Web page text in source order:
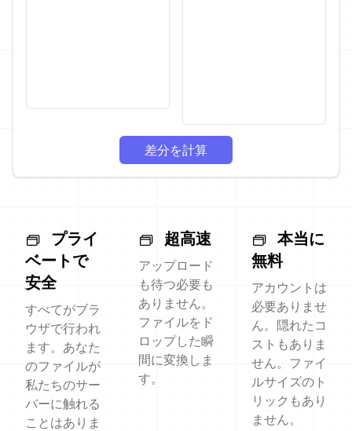
差分を計算
プライ
ベートで
安全
すべてがブラ
ウザで行われ
ます。あなた
のファイルが
私たちのサー
バーに触れる
ことはありま
超高速
アップロード
も待つ必要も
ありません。
ファイルをド
ロップした瞬
間に変換しま
す。
本当に
無料
アカウントは
必要ありませ
ん。隠れたコ
ストもありま
せん。ファイ
ルサイズのト
リックもあり
ません。